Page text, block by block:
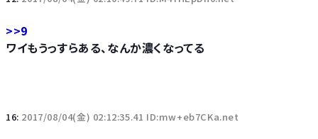
>>9
ワイもうっすらある、なんか濃くなってる
16: 2017/08/04(金) 02:12:35.41 ID:mw+eb7CKa.net